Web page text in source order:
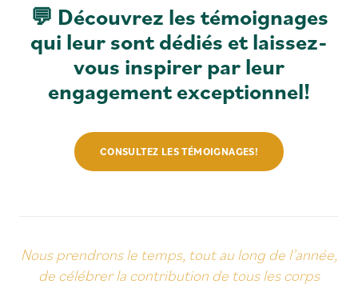
💬 Découvrez lestémoignages
qui leur sont dédiés et laissez-
vous inspirer par leur
engagement exceptionnel!
CONSULTEZ LES TÉMOIGNAGES!
Nous prendrons le temps, tout au long de l’année,
de célébrer la contribution de tous les corps